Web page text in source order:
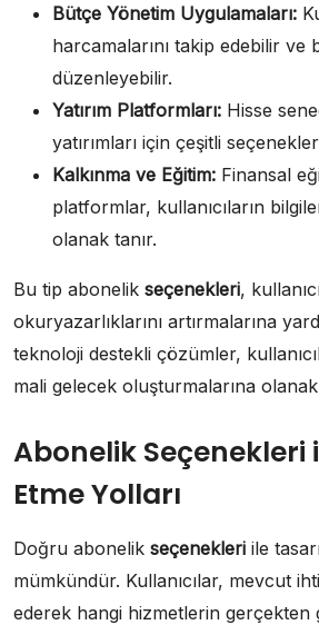
Bütçe Yönetim Uygulamaları:
harcamalarını takip edebilir ve
düzenleyebilir.
Yatırım Platformları: Hisse
yatırımları için çeşitli
Kalkınma ve Eğitim: Finansal
platformlar, kullanıcıların
olanak tanır.
Bu tip abonelik seçenekleri,
okuryazarlıklarını artırmalarına
teknoloji destekli çözümler,
mali gelecek oluşturmalarına olanak
Abonelik Seçenekleri
Etme Yolları
Doğru abonelik seçenekleri ile
mümkündür. Kullanıcılar, mevcut
ederek hangi hizmetlerin gerçekten